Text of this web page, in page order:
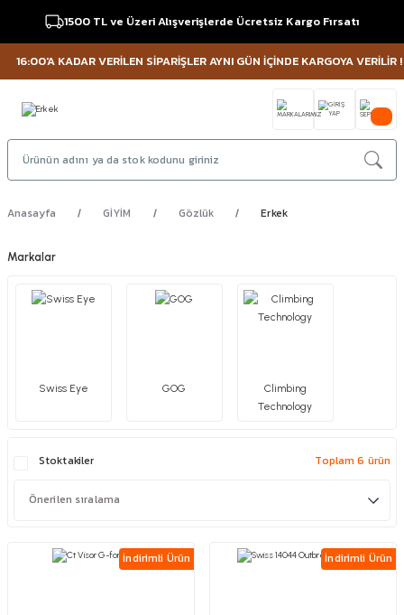
1500 TL ve Üzeri Alışverişlerde Ücretsiz Kargo Fırsatı
16:00'A KADAR VERİLEN SİPARİŞLER AYNI GÜN İÇİNDE KARGOYA VERİLİR !
Anasayfa GİYİM Gözlük Erkek
Markalar
Swiss Eye GOG
Climbing
Technology
Stoktakiler Toplam 6 ürün
İndirimli Ürün İndirimli Ürün